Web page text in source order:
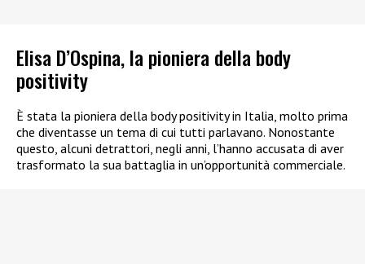
Elisa D’Ospina, la pioniera della body
positivity
È stata la pioniera della body positivity in Italia, molto prima
che diventasse un tema di cui tutti parlavano. Nonostante
questo, alcuni detrattori, negli anni, l’hanno accusata di aver
trasformato la sua battaglia in un’opportunità commerciale.